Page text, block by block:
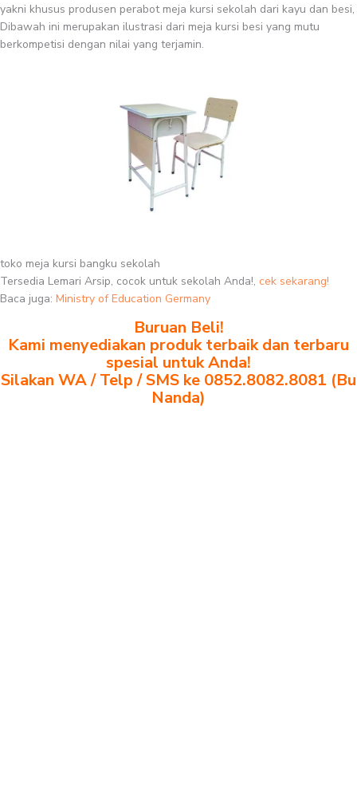
yakni khusus produsen perabot meja kursi sekolah dari kayu dan besi,
Dibawah ini merupakan ilustrasi dari meja kursi besi yang mutu
berkompetisi dengan nilai yang terjamin.
toko meja kursi bangku sekolah
Tersedia Lemari Arsip, cocok untuk sekolah Anda!, cek sekarang!
Baca juga: Ministry of Education Germany
Buruan Beli!
Kami menyediakan produk terbaik dan terbaru
spesial untuk Anda!
Silakan WA / Telp / SMS ke 0852.8082.8081 (Bu
Nanda)